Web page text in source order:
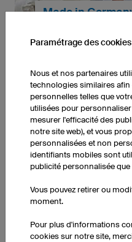
Made in
Fabriquées dans nos
nos tenues de sport
fabrication
nos
Paramétrage des cookies
Nous et nos partenaires
technologies similaires
personnelles telles que
utilisées pour
mesurer l'efficacité des
notre site web), et vous
personnalisées et non
identifiants mobiles sont
publicité personnalisée
Vous pouvez retirer ou
moment.
Pour plus d'informations
cookies sur notre site,